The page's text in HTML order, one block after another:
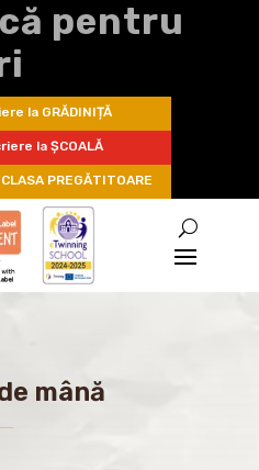
pentru
la GRĂDINIȚĂ
la ȘCOALĂ
PREGĂTITOARE
mână